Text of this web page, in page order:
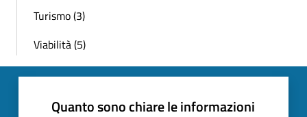
Turismo (3)
Viabilità (5)
Quanto sono chiare le informazioni